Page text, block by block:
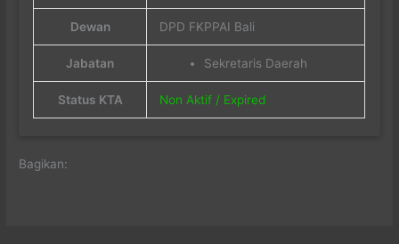
Dewan DPD FKPPAI Bali
Jabatan Sekretaris Daerah
Status KTA Non Aktif / Expired
Bagikan: